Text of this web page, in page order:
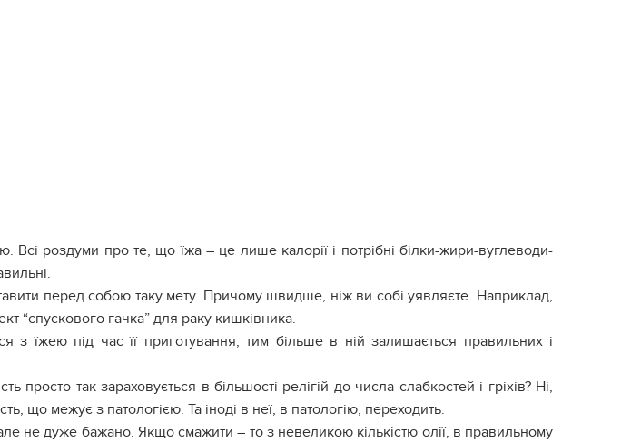
Всі роздуми про те, що їжа – це лише калорії і потрібні білки-жири-вуглеводи-
перед собою таку мету. Причому швидше, ніж ви собі уявляєте. Наприклад,
“спускового гачка” для раку кишківника.
з їжею під час її приготування, тим більше в ній залишається правильних і
просто так зараховується в більшості релігій до числа слабкостей і гріхів? Ні,
що межує з патологією. Та іноді в неї, в патологію, переходить.
не дуже бажано. Якщо смажити – то з невеликою кількістю олії, в правильному